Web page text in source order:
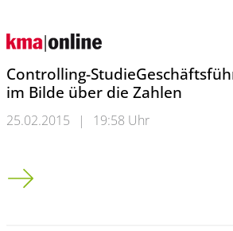
Controlling-
im Bilde über die Zahlen
25.02.2015 | 19:58 Uhr
Controlling-Studie<br /